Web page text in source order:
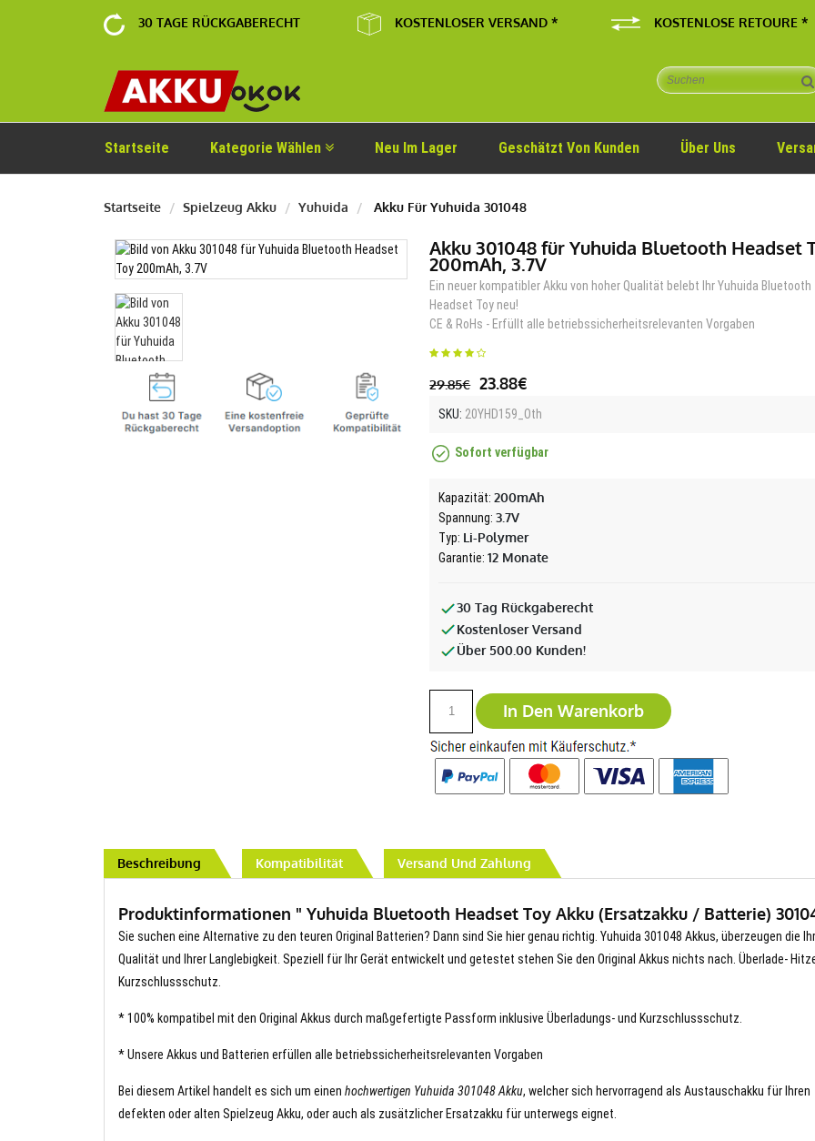
30 TAGE RÜCKGABERECHT KOSTENLOSER VERSAND * KOSTENLOSE RETOURE *
Startseite Kategorie Wählen Neu Im Lager Geschätzt Von Kunden Über Uns
Startseite Spielzeug Akku Yuhuida Akku Für Yuhuida 301048
Akku 301048 für Yuhuida Bluetooth Headset
200mAh, 3.7V
Ein neuer kompatibler Akku von hoher Qualität belebt Ihr Yuhuida Bluetooth
Headset Toy neu!
CE & RoHs - Erfüllt alle betriebssicherheitsrelevanten Vorgaben
29.85€ 23.88€
SKU: 20YHD159_Oth
Sofort verfügbar
Kapazität:200mAh
Spannung:3.7V
Typ: Li-Polymer
Garantie:12 Monate
30 Tag Rückgaberecht
Kostenloser Versand
Über 500.00 Kunden!
In Den Warenkorb
Beschreibung Kompatibilität Versand Und Zahlung
Produktinformationen " Yuhuida Bluetooth Headset Toy Akku (Ersatzakku / Batterie)
Sie suchen eine Alternative zu den teuren Original Batterien? Dann sind Sie hier genau richtig. Yuhuida 301048 Akkus, überzeugen die
Qualität und Ihrer Langlebigkeit. Speziell für Ihr Gerät entwickelt und getestet stehen Sie den Original Akkus nichts nach. Überlade-
Kurzschlussschutz.
* 100% kompatibel mit den Original Akkus durch maßgefertigte Passform inklusive Überladungs- und Kurzschlussschutz.
* Unsere Akkus und Batterien erfüllen alle betriebssicherheitsrelevanten Vorgaben
Bei diesem Artikel handelt es sich um einen hochwertigen Yuhuida 301048 Akku, welcher sich hervorragend als Austauschakku für Ihren
defekten oder alten Spielzeug Akku, oder auch als zusätzlicher Ersatzakku für unterwegs eignet.